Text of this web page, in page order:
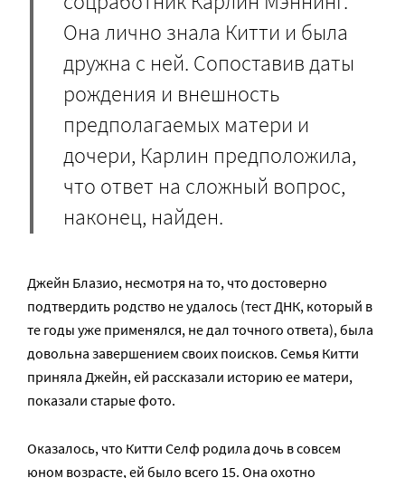
Она лично знала Китти и была
дружна с ней. Сопоставив даты
рождения и внешность
предполагаемых матери и
дочери, Карлин предположила,
что ответ на сложный вопрос,
наконец, найден.
Джейн Блазио, несмотря на то, что достоверно
подтвердить родство не удалось (тест ДНК, который в
те годы уже применялся, не дал точного ответа), была
довольна завершением своих поисков. Семья Китти
приняла Джейн, ей рассказали историю ее матери,
показали старые фото.
Оказалось, что Китти Селф родила дочь в совсем
юном возрасте, ей было всего 15. Она охотно